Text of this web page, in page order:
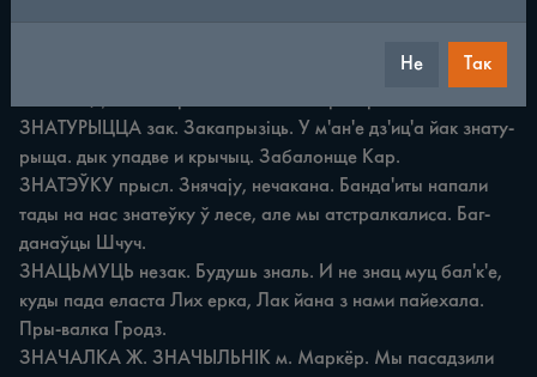
ЗНАНАСЦЬ ж. Павага. Твой сын дайшоў да валикай
ЗНАТУРЫЦЦА зак. Закапрызіць. У м'ан'е дз'иц'а йак знату-
рыща. дык упадве и крычыц. Забалонще Кар.
ЗНАТЭЎКУ прысл. Знячају, нечакана. Банда'иты напали
тады на нас знатеўку ў лесе, але мы атстралкалиса. Баг-
данаўцы Шчуч.
ЗНАЦЬМУЦЬ незак. Будушь зналь. И не знац муц бал'к'е,
куды пада еласта Лих ерка, Лак йана з нами пайехала.
Пры-валка Гродз.
ЗНАЧАЛКА Ж. ЗНАЧЫЛЬНІК м. Маркёр. Мы пасадзили
Не Так